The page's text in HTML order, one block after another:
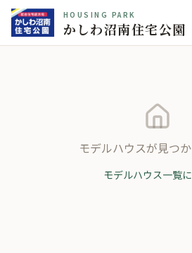
HOUSING PARK
かしわ沼南住宅公園
モデルハウスが見つ
モデルハウス一覧